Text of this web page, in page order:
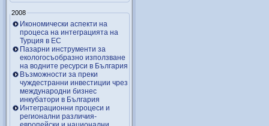
2008
Икономически аспекти на
процеса на интеграцията на
Турция в ЕС
Пазарни инструменти за
екологосъобразно използване
на водните ресурси в България
Възможности за преки
чуждестранни инвестиции чрез
международни бизнес
инкубатори в България
Интеграционни процеси и
регионални различия-